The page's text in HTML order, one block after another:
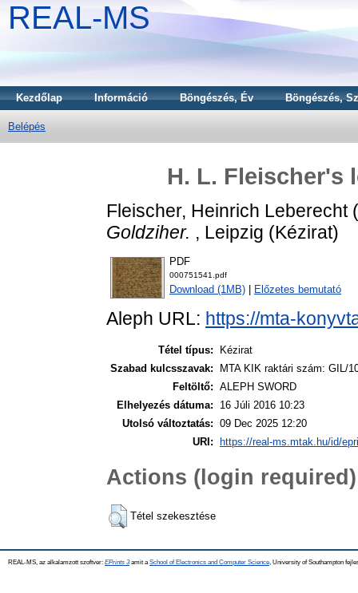
REAL-MS
Kezdőlap Információ Böngészés, Év Böngészés,
Belépés
H. L. Fleischer's
Fleischer, Heinrich Leberecht
Goldziher. , Leipzig (Kézirat)
PDF
000751541.pdf
Download (1MB) Előzetes bemutató
Aleph URL: https://mta-
Tétel típus:
Kézirat
Szabad kulcsszavak:
MTA KIK raktári szám: GIL/
Feltöltő: ALEPH SWORD
Elhelyezés dátuma:
16 Júli 2016 10:23
Utolsó változtatás: 09 Dec 2025 12:20
URI:
https://real-ms.mtak.hu/id/
Actions (login required)
Tétel szekesztése
REAL-MS, az alkalamzott szoftver: EPrints 3amit a School of Electronics and Computer Science , University of Southampton